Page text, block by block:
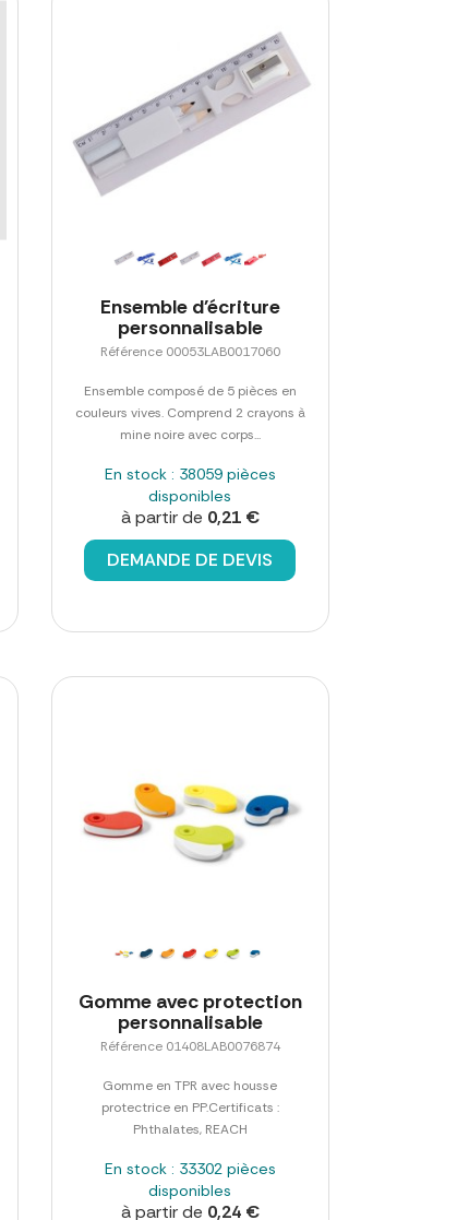
Ensemble d'écriture
personnalisable
Référence 00053LAB0017060
Ensemble composé de 5 pièces en
couleurs vives. Comprend 2 crayons à
mine noire avec corps...
En stock : 38059 pièces
disponibles
à partir de 0,21 €
DEMANDE DE DEVIS
Gomme avec protection
personnalisable
Référence 01408LAB0076874
Gomme en TPR avec housse
protectrice en PP.Certificats :
Phthalates, REACH
En stock : 33302 pièces
disponibles
à partir de 0,24 €